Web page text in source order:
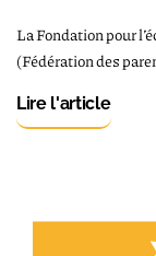
La Fondation pour
(Fédération des
Lire l'article